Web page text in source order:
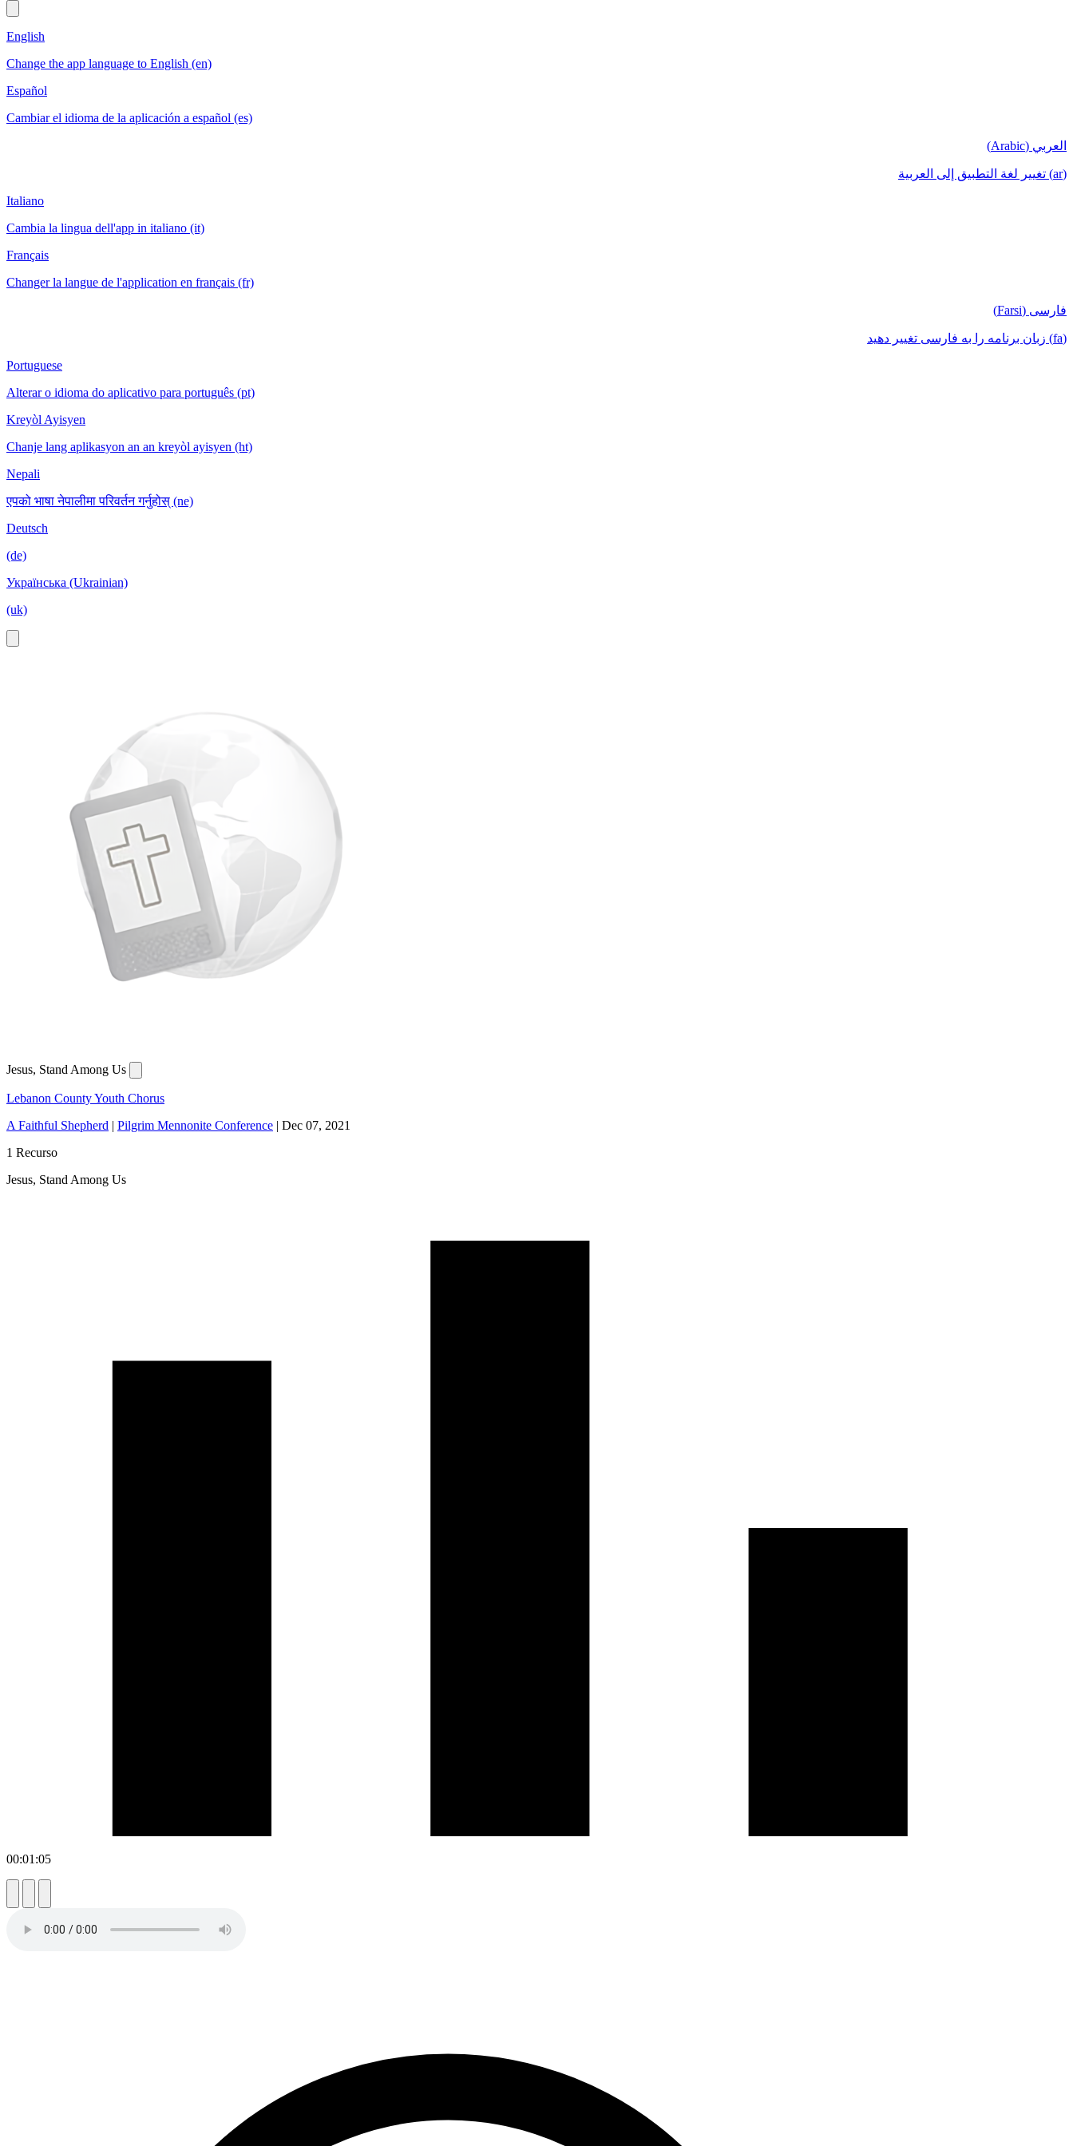
English
Change the app language to English (en)
Español
Cambiar el idioma de la aplicación a español (es)
العربي (Arabic)
(ar) تغيير لغة التطبيق إلى العربية
Italiano
Cambia la lingua dell'app in italiano (it)
Français
Changer la langue de l'application en français (fr)
فارسی (Farsi)
(fa) زبان برنامه را به فارسی تغییر دهید
Portuguese
Alterar o idioma do aplicativo para português (pt)
Kreyòl Ayisyen
Chanje lang aplikasyon an an kreyòl ayisyen (ht)
Nepali
एपको भाषा नेपालीमा परिवर्तन गर्नुहोस् (ne)
Deutsch
(de)
Українська (Ukrainian)
(uk)
Jesus, Stand Among Us
Lebanon County Youth Chorus
A Faithful Shepherd | Pilgrim Mennonite Conference | Dec 07, 2021
1 Recurso
Jesus, Stand Among Us
00:01:05